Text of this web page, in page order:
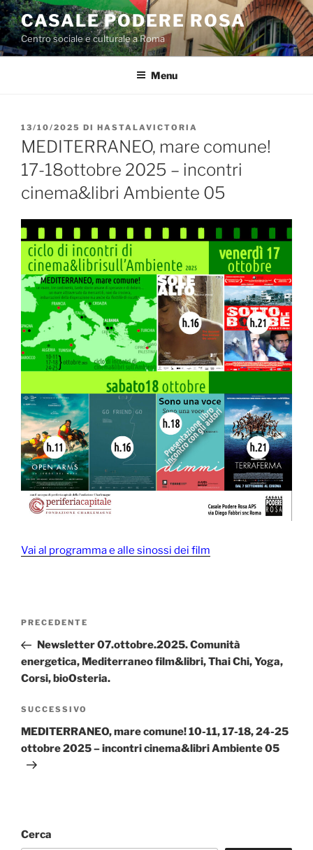
Salta
al
contenuto
CASALE PODERE ROSA
Centro sociale e culturale a Roma
Menu
PUBBLICATO
IL
13/10/2025 DI HASTALAVICTORIA
MEDITERRANEO, mare comune!
17-18ottobre 2025 – incontri
cinema&libri Ambiente 05
Vai al programma e alle sinossi dei film
Navigazione
Articolo
precedente:
PRECEDENTE
Newsletter 07.ottobre.2025. Comunità
energetica, Mediterraneo film&libri, Thai Chi, Yoga,
Corsi, bioOsteria.
Articolo
successivo
SUCCESSIVO
MEDITERRANEO, mare comune! 10-11, 17-18, 24-25
ottobre 2025 – incontri cinema&libri Ambiente 05
Cerca